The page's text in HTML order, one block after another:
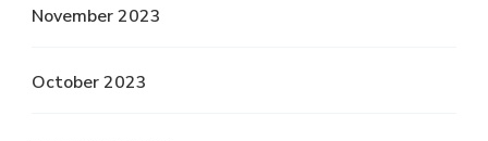
November 2023
October 2023